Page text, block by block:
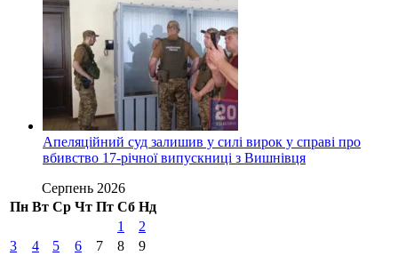
Апеляційний суд залишив у силі вирок у справі про
вбивство 17-річної випускниці з Вишнівця
Серпень 2026
Пн Вт Ср Чт Пт Сб Нд
1
2
3
4 5 6 7 8
9